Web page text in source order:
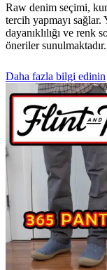
Raw denim seçimi,
tercih yapmayı sağlar.
dayanıklılığı ve renk
öneriler sunulmaktadır.
Daha fazla bilgi edinin